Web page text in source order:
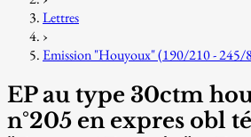
Lettres
›
Emission "Houyoux" (190/210 - 245/
EP au type 30ctm
n°205 en expres obl